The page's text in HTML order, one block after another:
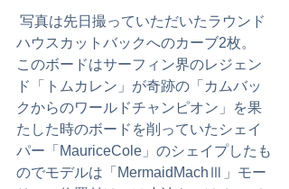
ハウスカットバックへのカーブ2枚。
このボードはサーフィン界のレジェン
ド「トムカレン」が奇跡の「カムバッ
クからのワールドチャンピオン」を果
たした時のボードを削っていたシェイ
パー「MauriceCole」のシェイプしたも
のでモデルは「MermaidMachⅢ」モー